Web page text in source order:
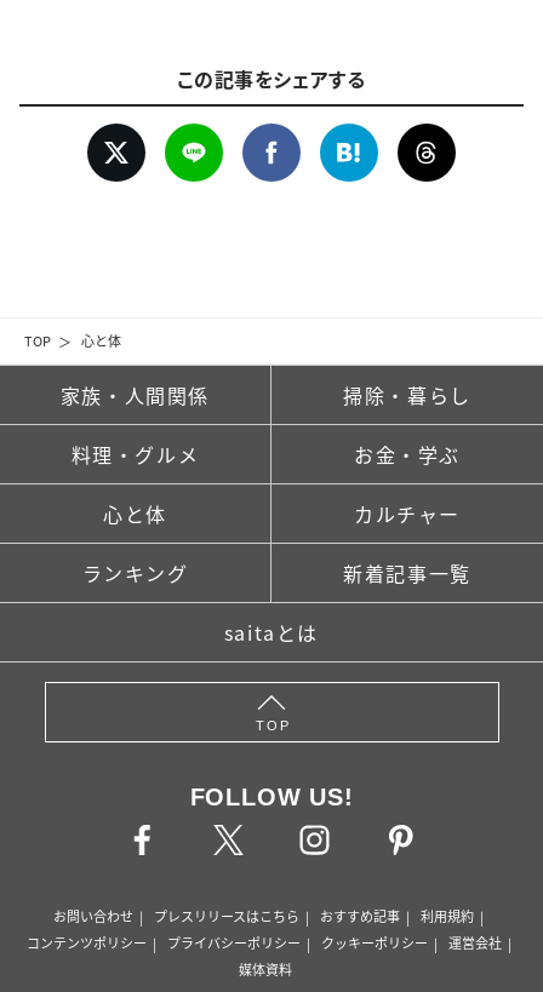
TOP 心と体
この記事をシェアする
家族・人間関係 掃除・暮らし
料理・グルメ お金・学ぶ
心と体 カルチャー
ランキング 新着記事一覧
saitaとは
TOP
FOLLOW US!
お問い合わせ プレスリリースはこちら おすすめ記事
利用規約
コンテンツポリシー
プライバシーポリシー クッキーポリシー
運営会社
媒体資料